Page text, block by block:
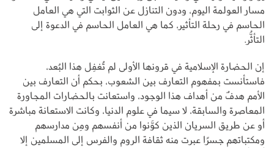
مسار العولمة اليوم، ودون التنازل عن الثوابت التي هي العامل
الحاسم في رحلة التأثير، كما هي العامل الحاسم في الدعوة إلى
التأثُّر.
إن الحضارة الإسلامية في قرونها الأولى لم تُغفِل هذا البُعد،
فاستأنست بمفهوم التعارف بين الشعوب، بحكم أن التعارف بين
الأمم هدفٌ من أهداف هذا الوجود، واستعانت بالحضارات المجاورة
المعاصرة والسابقة، لا سيما في علوم الدنيا، وكانت الاستعانة مباشرة
أو عن طريق السريان الذين كوَّنوا من أنفسهم ومِن مدارسهم
ومكتباتهم جسرًا عبرت منه ثقافة الروم والفرس إلى المسلمين إلا